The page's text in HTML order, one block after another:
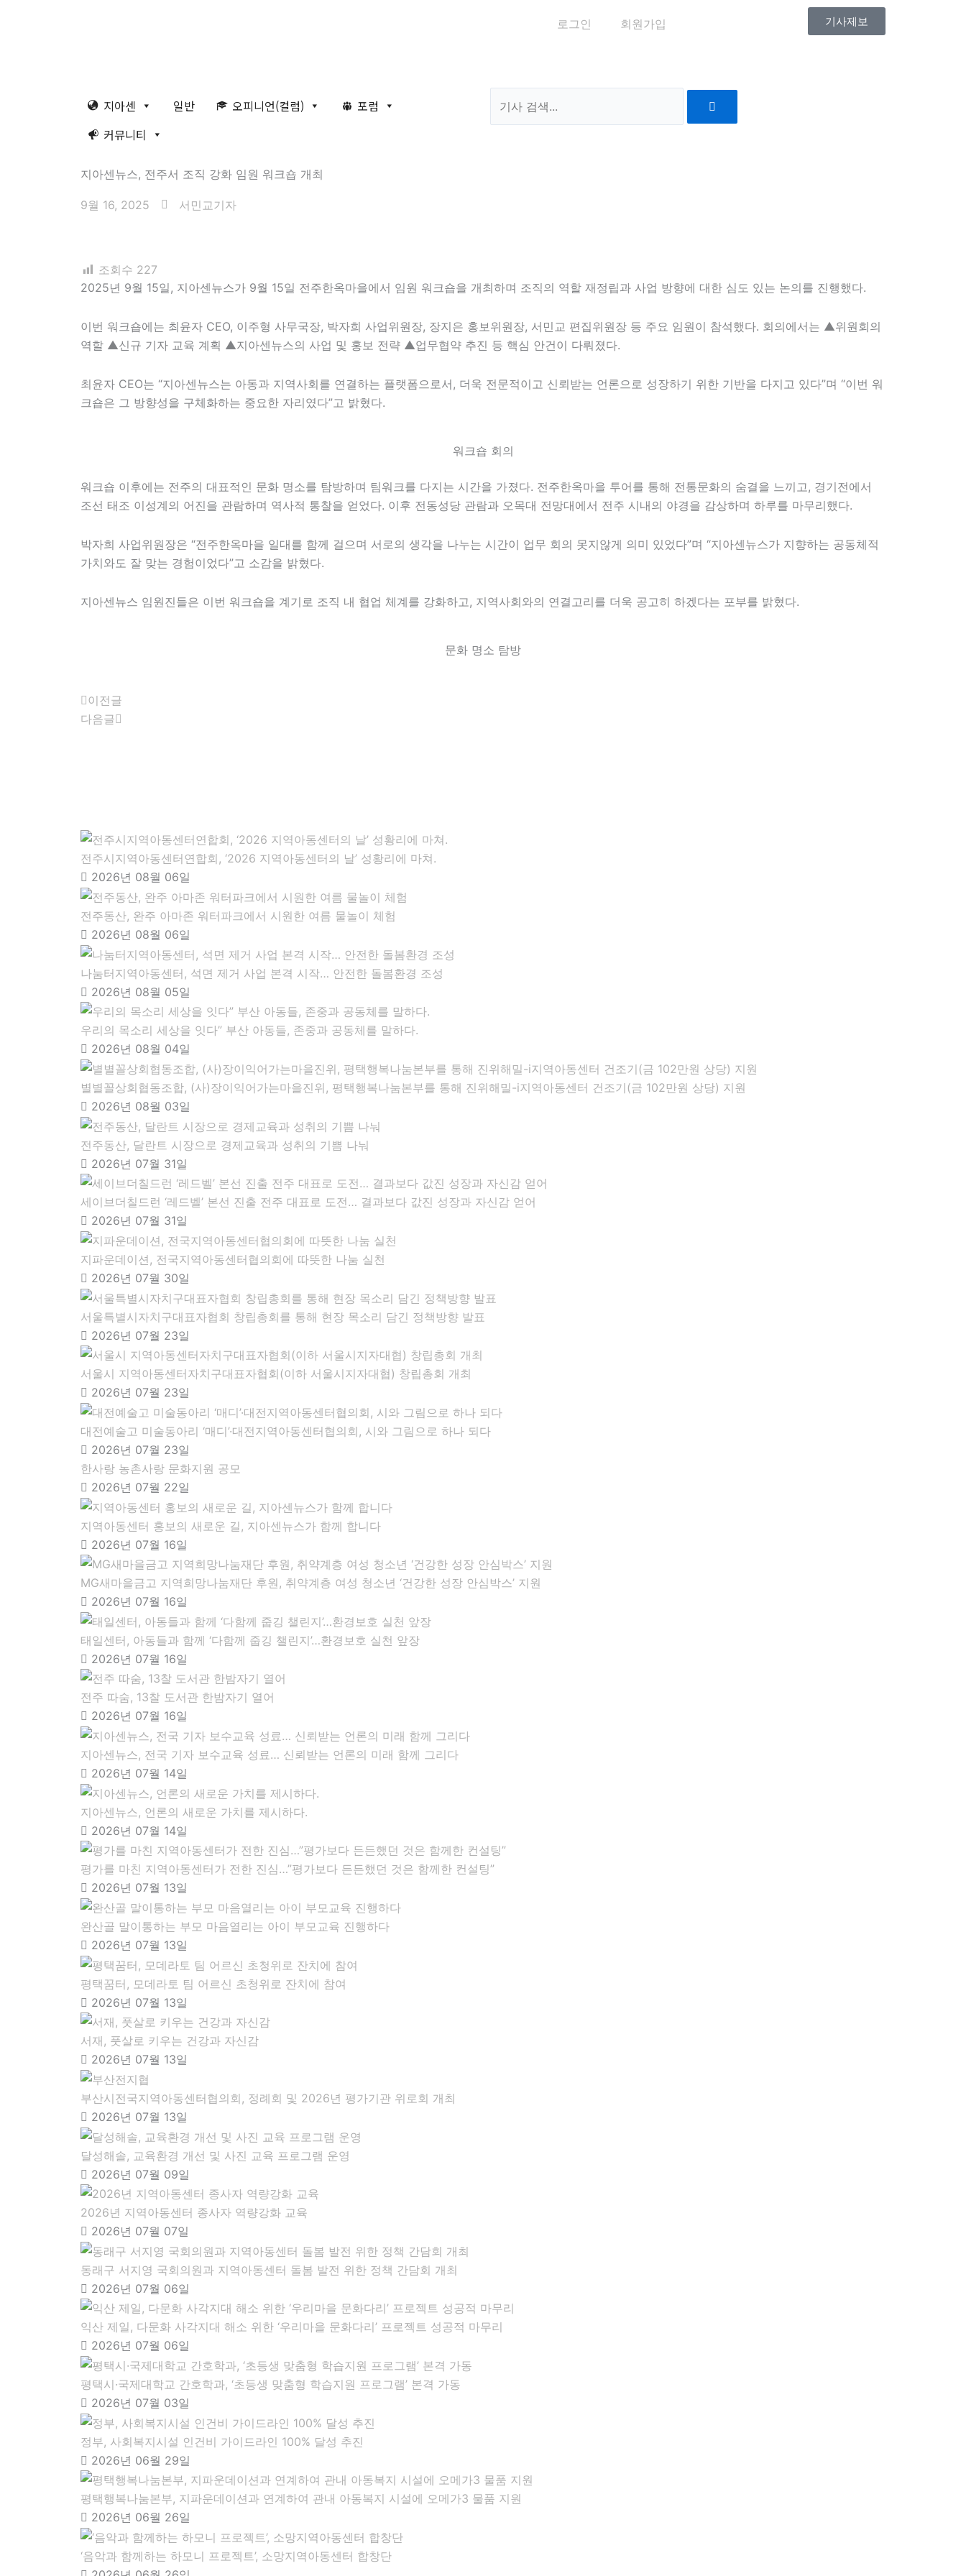
로그인 회원가입 기사제보
지아센 일반 오피니언(컬럼)
포럼
커뮤니티
Search
지아센뉴스, 전주서 조직 강화 임원 워크숍 개최
9월 16, 2025 서민교기자
조회수 227
2025년 9월 15일, 지아센뉴스가 9월 15일 전주한옥마을에서 임원 워크숍을 개최하며 조직의 역할 재정립과 사업 방향에 대한 심도 있는 논의를 진행했다.
이번 워크숍에는 최윤자 CEO, 이주형 사무국장, 박자희 사업위원장, 장지은 홍보위원장, 서민교 편집위원장 등 주요 임원이 참석했다. 회의에서는 ▲위원회의
역할 ▲신규 기자 교육 계획 ▲지아센뉴스의 사업 및 홍보 전략 ▲업무협약 추진 등 핵심 안건이 다뤄졌다.
최윤자 CEO는 “지아센뉴스는 아동과 지역사회를 연결하는 플랫폼으로서, 더욱 전문적이고 신뢰받는 언론으로 성장하기 위한 기반을 다지고 있다”며 “이번 워
크숍은 그 방향성을 구체화하는 중요한 자리였다”고 밝혔다.
워크숍 회의
워크숍 이후에는 전주의 대표적인 문화 명소를 탐방하며 팀워크를 다지는 시간을 가졌다. 전주한옥마을 투어를 통해 전통문화의 숨결을 느끼고, 경기전에서
조선 태조 이성계의 어진을 관람하며 역사적 통찰을 얻었다. 이후 전동성당 관람과 오목대 전망대에서 전주 시내의 야경을 감상하며 하루를 마무리했다.
박자희 사업위원장은 “전주한옥마을 일대를 함께 걸으며 서로의 생각을 나누는 시간이 업무 회의 못지않게 의미 있었다”며 “지아센뉴스가 지향하는 공동체적
가치와도 잘 맞는 경험이었다”고 소감을 밝혔다.
지아센뉴스 임원진들은 이번 워크숍을 계기로 조직 내 협업 체계를 강화하고, 지역사회와의 연결고리를 더욱 공고히 하겠다는 포부를 밝혔다.
문화 명소 탐방
Prev
이전글
다음글
전주시지역아동센터연합회, ‘2026 지역아동센터의 날’ 성황리에 마쳐.
2026년 08월 06일
전주동산, 완주 아마존 워터파크에서 시원한 여름 물놀이 체험
2026년 08월 06일
나눔터지역아동센터, 석면 제거 사업 본격 시작… 안전한 돌봄환경 조성
2026년 08월 05일
우리의 목소리 세상을 잇다” 부산 아동들, 존중과 공동체를 말하다.
2026년 08월 04일
별별꼴상회협동조합, (사)장이익어가는마을진위, 평택행복나눔본부를 통해 진위해밀-i지역아동센터 건조기(금 102만원 상당) 지원
2026년 08월 03일
전주동산, 달란트 시장으로 경제교육과 성취의 기쁨 나눠
2026년 07월 31일
세이브더칠드런 ‘레드벨’ 본선 진출 전주 대표로 도전… 결과보다 값진 성장과 자신감 얻어
2026년 07월 31일
지파운데이션, 전국지역아동센터협의회에 따뜻한 나눔 실천
2026년 07월 30일
서울특별시자치구대표자협회 창립총회를 통해 현장 목소리 담긴 정책방향 발표
2026년 07월 23일
서울시 지역아동센터자치구대표자협회(이하 서울시지자대협)​ 창립총회 개최
2026년 07월 23일
대전예술고 미술동아리 ‘매디’·대전지역아동센터협의회, 시와 그림으로 하나 되다
2026년 07월 23일
한사랑 농촌사랑 문화지원 공모
2026년 07월 22일
지역아동센터 홍보의 새로운 길, 지아센뉴스가 함께 합니다
2026년 07월 16일
MG새마을금고 지역희망나눔재단 후원, 취약계층 여성 청소년 ‘건강한 성장 안심박스’ 지원
2026년 07월 16일
태일센터, 아동들과 함께 ‘다함께 줍깅 챌린지’…환경보호 실천 앞장
2026년 07월 16일
전주 따숨, 13찰 도서관 한밤자기 열어
2026년 07월 16일
지아센뉴스, 전국 기자 보수교육 성료… 신뢰받는 언론의 미래 함께 그리다
2026년 07월 14일
지아센뉴스, 언론의 새로운 가치를 제시하다.
2026년 07월 14일
평가를 마친 지역아동센터가 전한 진심…”평가보다 든든했던 것은 함께한 컨설팅”
2026년 07월 13일
완산골 말이통하는 부모 마음열리는 아이 부모교육 진행하다
2026년 07월 13일
평택꿈터, 모데라토 팀 어르신 초청위로 잔치에 참여
2026년 07월 13일
서재, 풋살로 키우는 건강과 자신감
2026년 07월 13일
부산시전국지역아동센터협의회, 정례회 및 2026년 평가기관 위로회 개최
2026년 07월 13일
달성해솔, 교육환경 개선 및 사진 교육 프로그램 운영
2026년 07월 09일
2026년 지역아동센터 종사자 역량강화 교육
2026년 07월 07일
동래구 서지영 국회의원과 지역아동센터 돌봄 발전 위한 정책 간담회 개최
2026년 07월 06일
익산 제일, 다문화 사각지대 해소 위한 ‘우리마을 문화다리’ 프로젝트 성공적 마무리
2026년 07월 06일
평택시·국제대학교 간호학과, ‘초등생 맞춤형 학습지원 프로그램’ 본격 가동
2026년 07월 03일
정부, 사회복지시설 인건비 가이드라인 100% 달성 추진
2026년 06월 29일
평택행복나눔본부, 지파운데이션과 연계하여 관내 아동복지 시설에 오메가3 물품 지원
2026년 06월 26일
‘음악과 함께하는 하모니 프로젝트’, 소망지역아동센터 합창단